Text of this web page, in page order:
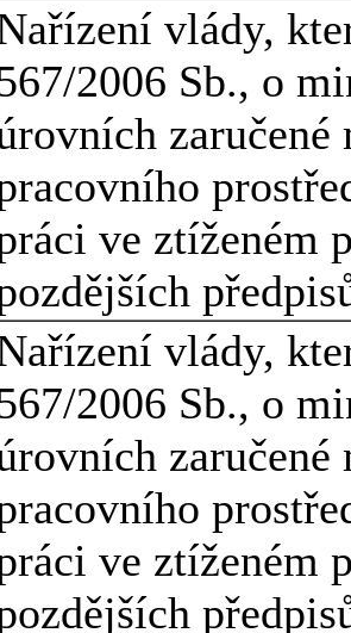
vlády,
2006 Sb., o
zaručené
ve ztíženém
vlády,
2006 Sb., o
zaručené
ve ztíženém